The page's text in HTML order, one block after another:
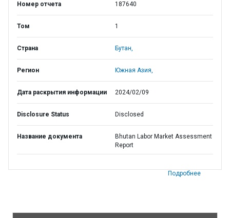
Номер отчета 187640
Том 1
Страна Бутан,
Регион Южная Азия,
Дата раскрытия информации 2024/02/09
Disclosure Status Disclosed
Название документа
Bhutan Labor Market Assessment
Report
Подробнее